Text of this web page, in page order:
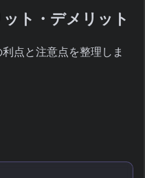
ト・デメリット
点と注意点を整理しま